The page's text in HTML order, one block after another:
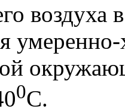
воздуха
0С.